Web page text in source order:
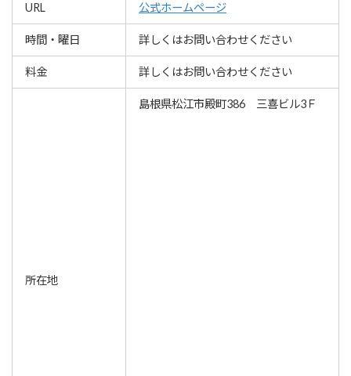
URL 公式ホームページ
時間・曜日 詳しくはお問い合わせください
料金 詳しくはお問い合わせください
所在地
島根県松江市殿町386 三喜ビル3Ｆ